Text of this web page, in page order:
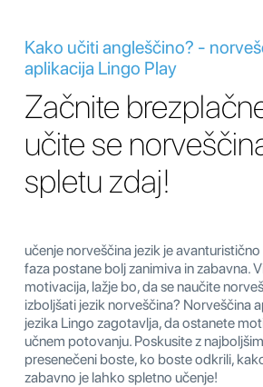
Kako učiti angleščino? -
aplikacija Lingo Play
Začnite
učite se
spletu zdaj!
učenje norveščina jezik je
faza postane bolj zanimiva in zabavna.
motivacija, lažje bo, da se naučite
izboljšati jezik norveščina? Norveščina
jezika Lingo zagotavlja, da ostanete
učnem potovanju. Poskusite z
presenečeni boste, ko boste odkrili,
zabavno je lahko spletno učenje!